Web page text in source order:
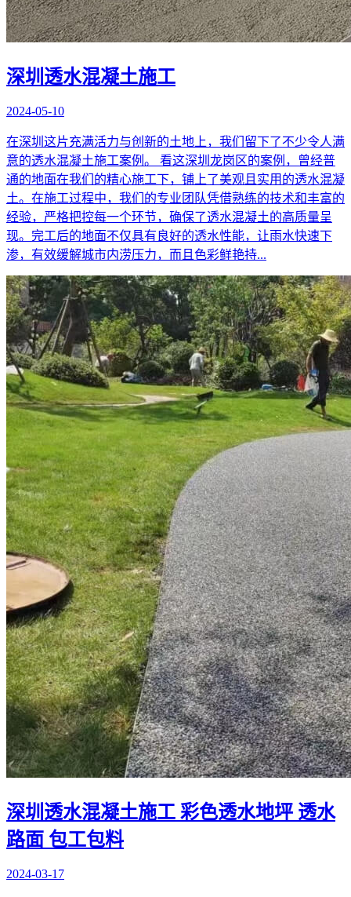
深圳透水混凝土施工
2024-05-10
在深圳这片充满活力与创新的土地上，我们留下了不少令人满
意的透水混凝土施工案例。 看这深圳龙岗区的案例，曾经普
通的地面在我们的精心施工下，铺上了美观且实用的透水混凝
土。在施工过程中，我们的专业团队凭借熟练的技术和丰富的
经验，严格把控每一个环节，确保了透水混凝土的高质量呈
现。完工后的地面不仅具有良好的透水性能，让雨水快速下
渗，有效缓解城市内涝压力，而且色彩鲜艳持...
深圳透水混凝土施工 彩色透水地坪 透水
路面 包工包料
2024-03-17